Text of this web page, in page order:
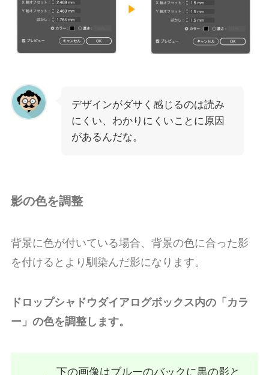
デザインがダサく感じるのは読み
にくい、わかりにくいことに原因
があるんだな。
影の色を調整
背景に色が付いている場合、背景の色に合った影
を付けるとより馴染んだ影になります。
ドロップシャドウダイアログボックス内の「カラ
ー」の色を調整します。
下の画像はブルーのバックに黒の影と